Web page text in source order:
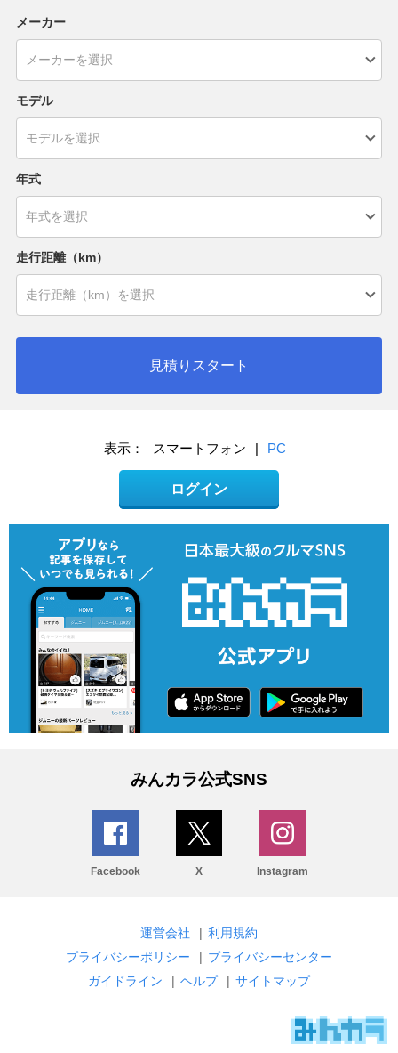
メーカー
モデル
年式
走行距離（km）
見積りスタート
表示： スマートフォン | PC
ログイン
みんカラ公式SNS
Facebook X Instagram
運営会社 | 利用規約
プライバシーポリシー
| プライバシーセンター
ガイドライン
| ヘルプ | サイトマップ